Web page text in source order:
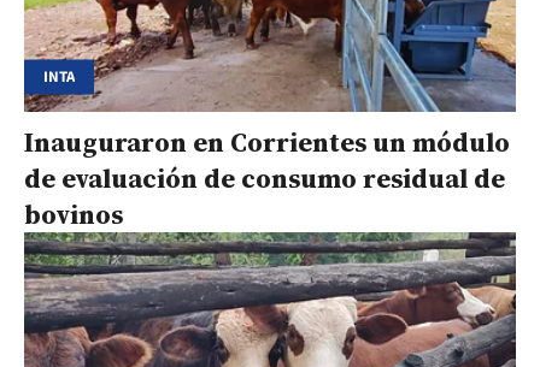
INTA
Inauguraron en Corrientes un módulo
de evaluación de consumo residual de
bovinos